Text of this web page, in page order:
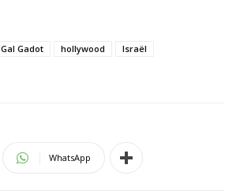
Gal Gadot hollywood
Israël
WhatsApp